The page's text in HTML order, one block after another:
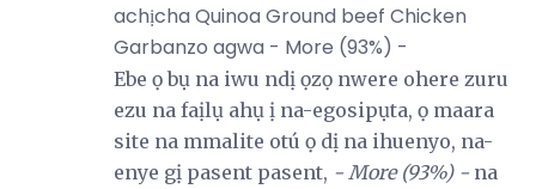
achịcha Quinoa Ground beef Chicken
Garbanzo agwa - More (93%) -
Ebe ọ bụ na iwu ndị ọzọ nwere ohere zuru
ezu na faịlụ ahụ ị na-egosipụta, ọ maara
site na mmalite otú ọ dị na ihuenyo, na-
enye gị pasent pasent, - More (93%) - na